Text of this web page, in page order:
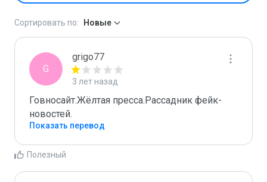
Сортировать по: Новые
G
grigo77
3 лет назад
Говносайт.Жёлтая пресса.Рассадник фейк-
новостей.
Показать перевод
Полезный